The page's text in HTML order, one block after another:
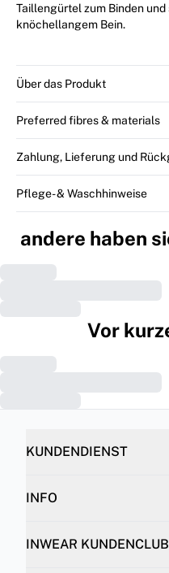
Taillengürtel zum Binden
knöchellangem Bein.
Über das Produkt
Preferred fibres & materials
Zahlung, Lieferung und
Pflege- & Waschhinweise
andere haben
Vor
KUNDENDIENST
INFO
INWEAR KUNDENCLUB